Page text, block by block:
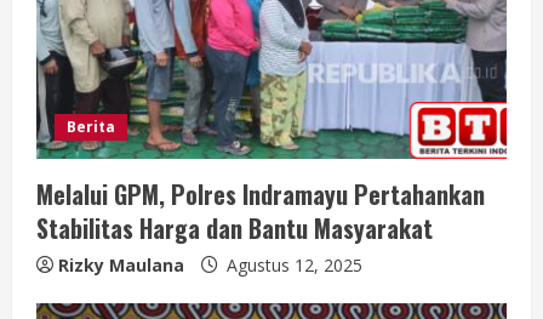
g
Berita
Melalui GPM, Polres Indramayu Pertahankan
Stabilitas Harga dan Bantu Masyarakat
Rizky Maulana Agustus 12, 2025